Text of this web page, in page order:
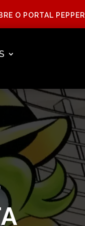
O PORTAL PEPPER